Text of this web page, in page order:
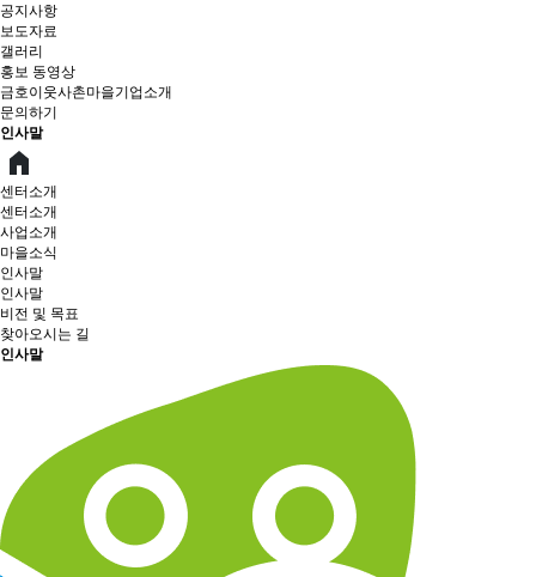
공지사항
보도자료
갤러리
홍보 동영상
금호이웃사촌마을기업소개
문의하기
인사말
센터소개
센터소개
사업소개
마을소식
인사말
인사말
비전 및 목표
찾아오시는 길
인사말